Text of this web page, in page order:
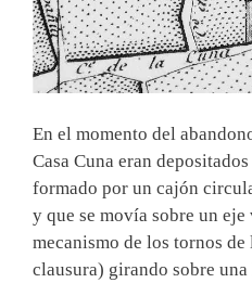
En el momento del
Casa Cuna eran
formado por un cajón
y que se movía sobre un
mecanismo de los tornos de
clausura) girando sobre